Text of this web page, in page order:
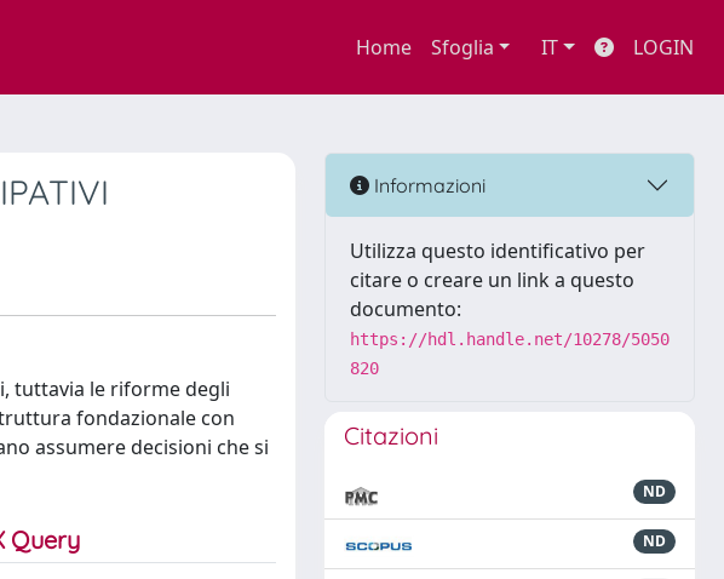
Home Sfoglia IT LOGIN
tuttavia le riforme degli
fondazionale con
assumere decisioni che si
Informazioni
Utilizza questo identificativo per
citare o creare un link a questo
documento:
https://hdl.handle.net/10278/5050
820
Citazioni
ND
ND